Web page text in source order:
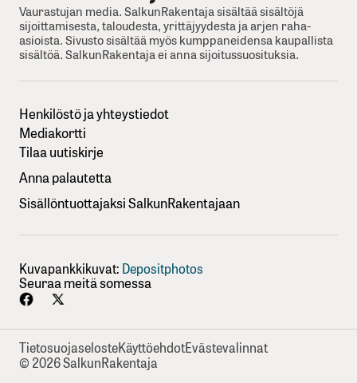
Vaurastujan media. SalkunRakentaja sisältää sisältöjä
sijoittamisesta, taloudesta, yrittäjyydesta ja arjen raha-
asioista. Sivusto sisältää myös kumppaneidensa kaupallista
sisältöä. SalkunRakentaja ei anna sijoitussuosituksia.
Henkilöstö ja yhteystiedot
Mediakortti
Tilaa uutiskirje
Anna palautetta
Sisällöntuottajaksi SalkunRakentajaan
Kuvapankkikuvat: Depositphotos
Seuraa meitä somessa
TietosuojaselosteKäyttöehdotEvästevalinnat
© 2026 SalkunRakentaja